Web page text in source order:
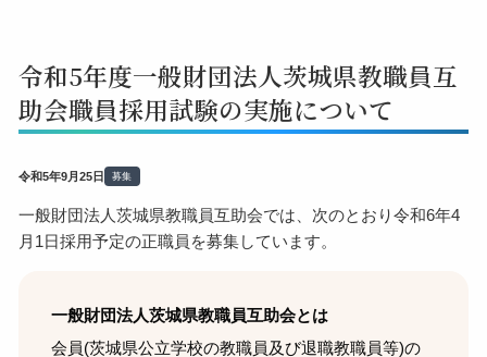
令和5年度一般財団法人茨城県教職員互
助会職員採用試験の実施について
令和5年9月25日 募集
一般財団法人茨城県教職員互助会では、次のとおり令和6年4
月1日採用予定の正職員を募集しています。
一般財団法人茨城県教職員互助会とは
会員(茨城県公立学校の教職員及び退職教職員等)の